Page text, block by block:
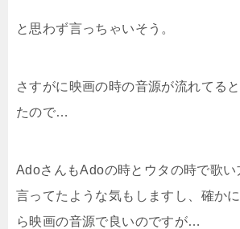
と思わず言っちゃいそう。
さすがに映画の時の音源が流れてる
たので…
AdoさんもAdoの時とウタの時で歌
言ってたような気もしますし、確か
ら映画の音源で良いのですが…